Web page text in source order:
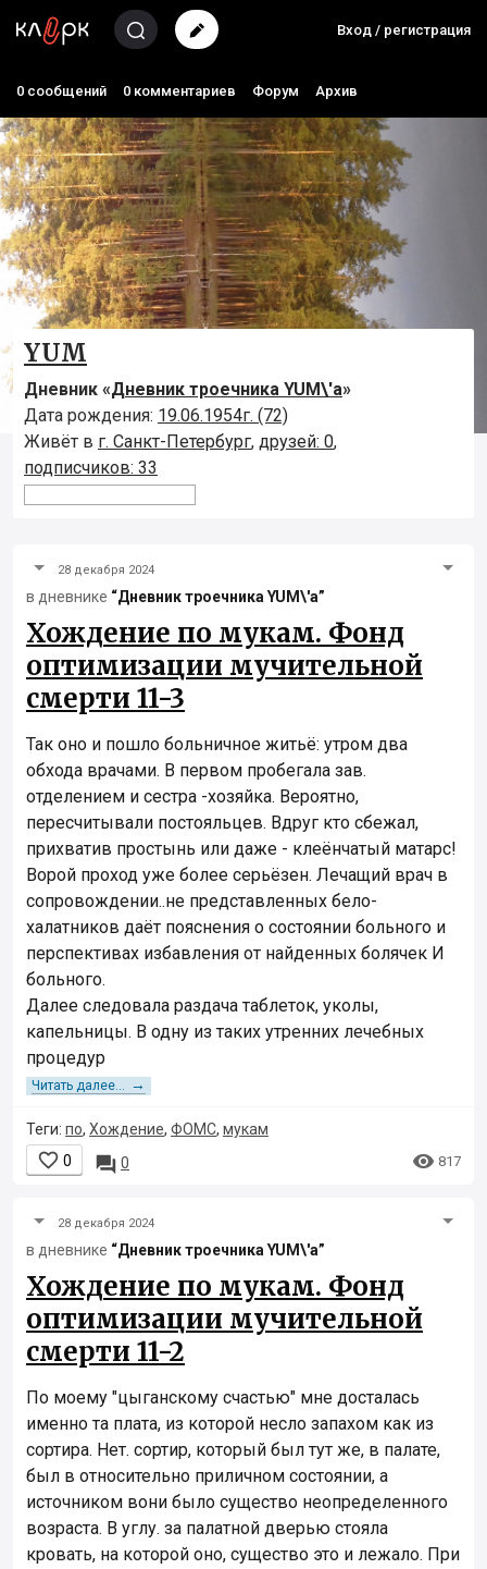
Вход / регистрация
0 сообщений 0 комментариев Форум Архив
YUM
Дневник «Дневник троечника YUM\'а»
Дата рождения: 19.06.1954г. (72)
Живёт в г. Санкт-Петербург, друзей: 0,
подписчиков: 33
28 декабря 2024
в дневнике “Дневник троечника YUM\'а”
Хождение по мукам. Фонд
оптимизации мучительной
смерти 11-3
Так оно и пошло больничное житьё: утром два
обхода врачами. В первом пробегала зав.
отделением и сестра -хозяйка. Вероятно,
пересчитывали постояльцев. Вдруг кто сбежал,
прихватив простынь или даже - клеёнчатый матарс!
Ворой проход уже более серьёзен. Лечащий врач в
сопровождении..не представленных бело-
халатников даёт пояснения о состоянии больного и
перспективах избавления от найденных болячек И
больного.
Далее следовала раздача таблеток, уколы,
капельницы. В одну из таких утренних лечебных
процедур
Читать далее... →
Теги: по, Хождение, ФОМС, мукам
 0  0  817
28 декабря 2024
в дневнике “Дневник троечника YUM\'а”
Хождение по мукам. Фонд
оптимизации мучительной
смерти 11-2
По моему "цыганскому счастью" мне досталась
именно та плата, из которой несло запахом как из
сортира. Нет. сортир, который был тут же, в палате,
был в относительно приличном состоянии, а
источником вони было существо неопределенного
возраста. В углу. за палатной дверью стояла
кровать, на которой оно, существо это и лежало. При